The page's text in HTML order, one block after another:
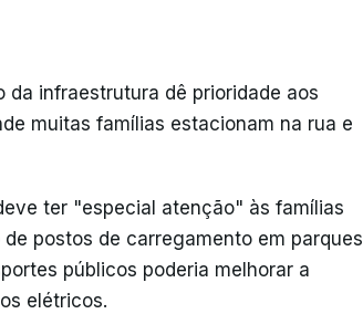
da infraestrutura dê prioridade aos
muitas famílias estacionam na rua e
ter "especial atenção" às famílias
postos de carregamento em parques
públicos poderia melhorar a
elétricos.